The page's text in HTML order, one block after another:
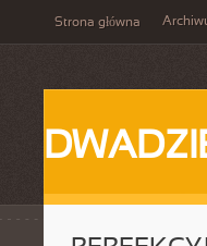
Strona główna